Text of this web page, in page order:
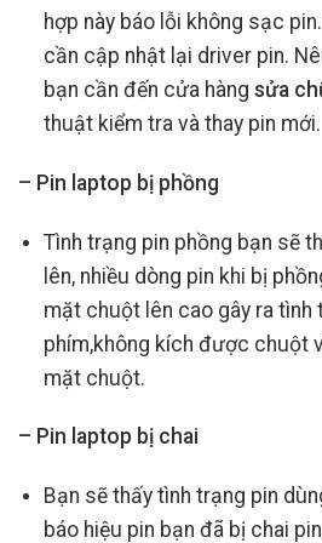
hợp này báo lỗi không sạc
cần cập nhật lại driver pin.
bạn cần đến cửa hàng sửa
thuật kiểm tra và thay pin mới.
– Pin laptop bị phồng
Tình trạng pin phồng bạn sẽ
lên, nhiều dòng pin khi bị
mặt chuột lên cao gây ra tình
phím,không kích được chuột
mặt chuột.
– Pin laptop bị chai
Bạn sẽ thấy tình trạng pin
báo hiệu pin bạn đã bị chai